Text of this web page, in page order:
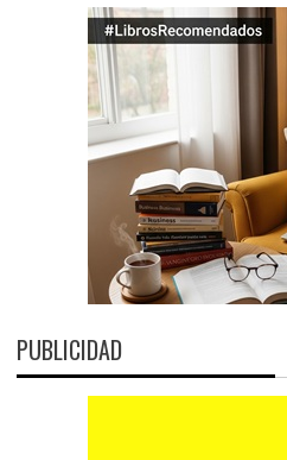
PUBLICIDAD